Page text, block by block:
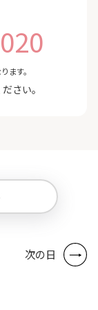
ます。
さい。
次の日